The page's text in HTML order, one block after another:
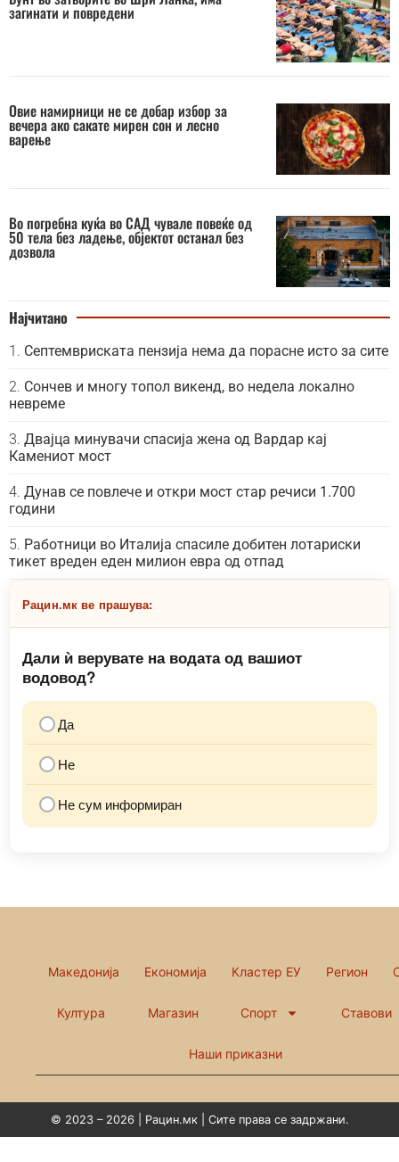
загинати и повредени
Овие намирници не се добар избор за
вечера ако сакате мирен сон и лесно
варење
Во погребна куќа во САД чувале повеќе од
50 тела без ладење, објектот останал без
дозвола
Најчитано
Септемвриската пензија нема да порасне исто за сите
Сончев и многу топол викенд, во недела локално
невреме
Двајца минувачи спасија жена од Вардар кај
Камениот мост
Дунав се повлече и откри мост стар речиси 1.700
години
Работници во Италија спасиле добитен лотариски
тикет вреден еден милион евра од отпад
Рацин.мк ве прашува:
Дали ѝ верувате на водата од вашиот
водовод?
Да
Не
Не сум информиран
Македонија Економија Кластер ЕУ Регион
Култура Магазин Спорт Ставови
Наши приказни
© 2023 – 2026 | Рацин.мк | Сите права се задржани.